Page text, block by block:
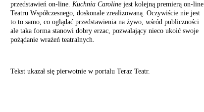
przedstawień on-line. Kuchnia Caroline jest kolejną premierą on-line
Teatru Współczesnego, doskonale zrealizowaną. Oczywiście nie jest
to to samo, co oglądać przedstawienia na żywo, wśród publiczności
ale taka forma stanowi dobry erzac, pozwalający nieco ukoić swoje
pożądanie wrażeń teatralnych.
Tekst ukazał się pierwotnie w portalu Teraz Teatr.